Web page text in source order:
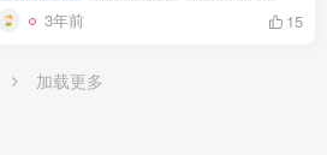
3年前 15
加载更多